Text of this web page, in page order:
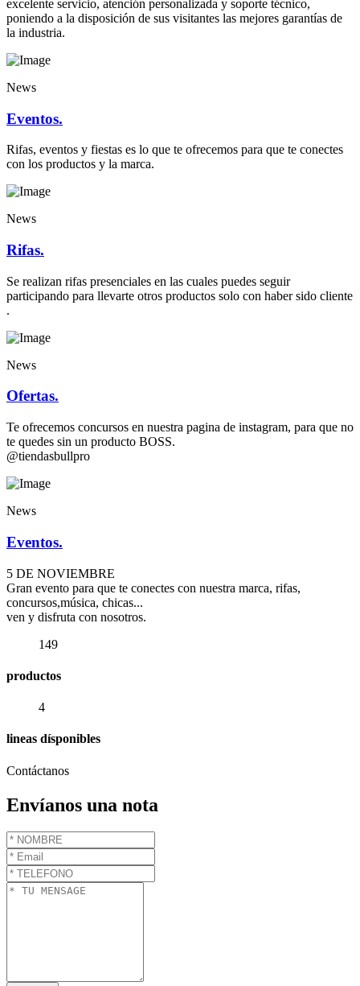
excelente servicio, atención personalizada y soporte técnico,
poniendo a la disposición de sus visitantes las mejores garantías de
la industria.
News
Eventos.
Rifas, eventos y fiestas es lo que te ofrecemos para que te conectes
con los productos y la marca.
News
Rifas.
Se realizan rifas presenciales en las cuales puedes seguir
participando para llevarte otros productos solo con haber sido cliente
.
News
Ofertas.
Te ofrecemos concursos en nuestra pagina de instagram, para que no
te quedes sin un producto BOSS.
@tiendasbullpro
News
Eventos.
5 DE NOVIEMBRE
Gran evento para que te conectes con nuestra marca, rifas,
concursos,música, chicas...
ven y disfruta con nosotros.
149
productos
4
lineas dísponibles
Contáctanos
Envíanos una nota